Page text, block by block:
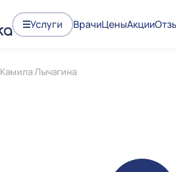
Услуги ВрачиЦеныАкции
Камила Лычагина